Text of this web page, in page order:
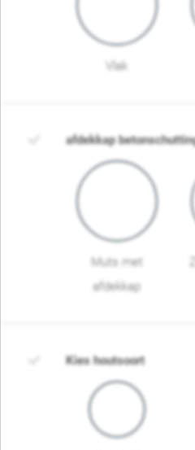
Vlak
afdekkap
Muts met
afdekkap
Kies houtsoort